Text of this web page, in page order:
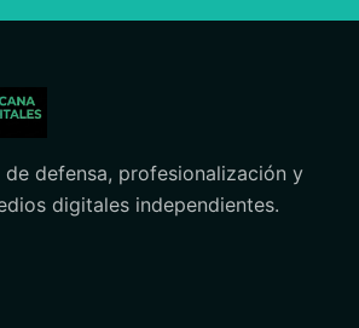
defensa, profesionalización y
digitales independientes.